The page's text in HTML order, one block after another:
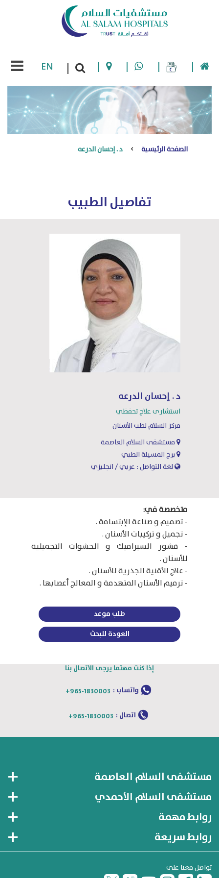
|
|
|
|
|
EN
الصفحة الرئيسية د . إحسان الدرعه
تفاصيل الطبيب
د . إحسان الدرعه
استشارى علاج تحفظي
مركز السلام لطب الأسنان
مستشفى السلام العاصمة
برج المسيلة الطبي
لغة التواصل : عربي / انجليزي
متخصصة في:
- تصميم و صناعة الإبتسامة .
- تجميل و تركيبات الأسنان .
- قشور السيراميك و الحشوات التجميلية
للأسنان .
- علاج الأقنية الجذرية للأسنان .
- ترميم الأسنان المتهدمة و المعالج أعصابها .
طلب موعد
العودة للبحث
إذا كنت مهتما يرجى الاتصال بنا
واتساب : +965-1830003
اتصال : +965-1830003
مستشفى السلام العاصمة
مستشفى السلام الأحمدي
روابط مهمة
روابط سريعة
تواصل معنا على